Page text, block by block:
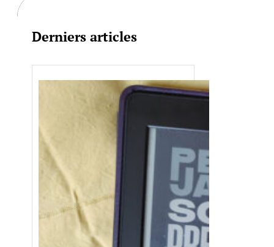
Derniers articles